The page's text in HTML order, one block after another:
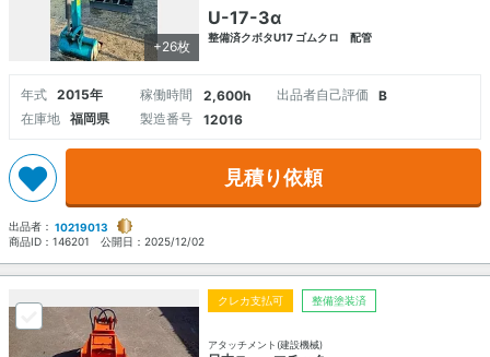
+26枚
U-17-3α
整備済クボタU17 ゴムクロ 配管
年式 2015年 稼働時間 2,600h 出品者自己評価
B
在庫地
福岡県 製造番号 12016
見積り依頼
出品者： 10219013
商品ID： 146201 公開日： 2025/12/02
クレカ支払可 整備塗装済
アタッチメント(建設機械)